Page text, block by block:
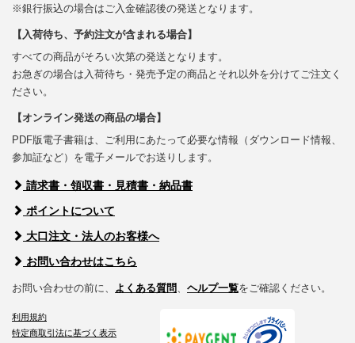
※銀行振込の場合はご入金確認後の発送となります。
【入荷待ち、予約注文が含まれる場合】
すべての商品がそろい次第の発送となります。
お急ぎの場合は入荷待ち・発売予定の商品とそれ以外を分けてご注文く
ださい。
【オンライン発送の商品の場合】
PDF版電子書籍は、ご利用にあたって必要な情報（ダウンロード情報、
参加証など）を電子メールでお送りします。
請求書・領収書・見積書・納品書
ポイントについて
大口注文・法人のお客様へ
お問い合わせはこちら
お問い合わせの前に、 よくある質問、 ヘルプ一覧をご確認ください。
利用規約
特定商取引法に基づく表示